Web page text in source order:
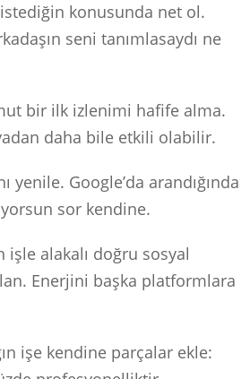
konusunda net ol.
seni tanımlasaydı ne
bir ilk izlenimi hafife alma.
daha bile etkili olabilir.
yenile. Google’da arandığında
sor kendine.
işle alakalı doğru sosyal
Enerjini başka platformlara
işe kendine parçalar ekle: